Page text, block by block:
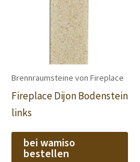
Brennraumsteine von Fireplace
Fireplace Dijon Bodenstein
links
bei wamiso
bestellen